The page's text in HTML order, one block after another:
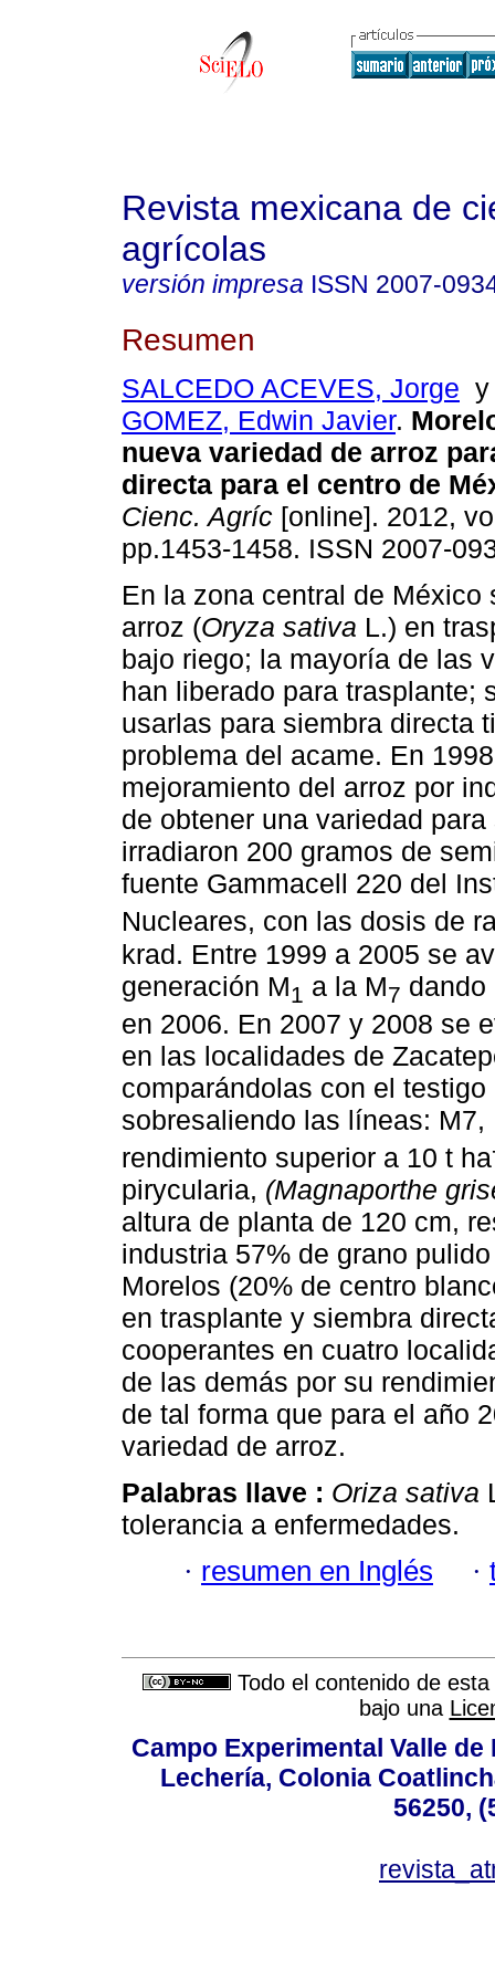
Revista mexicana de
agrícolas
versión impresa ISSN 2007-
Resumen
SALCEDO ACEVES, Jorge
GOMEZ, Edwin Javier.
nueva variedad de arroz
directa para el centro de
Cienc. Agríc [online]. 2012,
pp.1453-1458. ISSN 2007-
En la zona central de México
arroz (Oryza sativa L.) en
bajo riego; la mayoría de las
han liberado para trasplante;
usarlas para siembra directa
problema del acame. En
mejoramiento del arroz por
de obtener una variedad
irradiaron 200 gramos de
fuente Gammacell 220 del
Nucleares, con las dosis de
krad. Entre 1999 a 2005 se
generación M1 a la M7 dando
en 2006. En 2007 y 2008 se
en las localidades de
comparándolas con el
sobresaliendo las líneas:
rendimiento superior a 10 t ha
pirycularia, (Magnaporthe
altura de planta de 120 cm,
industria 57% de grano
Morelos (20% de centro
en trasplante y siembra
cooperantes en cuatro
de las demás por su
de tal forma que para el año
variedad de arroz.
Palabras llave : Oriza sativa
tolerancia a enfermedades.
· resumen en Inglés ·
Todo el contenido de
bajo una
Campo Experimental Valle
Lechería, Colonia
56250,